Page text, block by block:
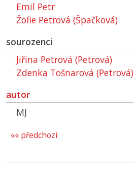
Emil Petr
Žofie Petrová (Špačková)
sourozenci
Jiřina Petrová (Petrová)
Zdenka Tošnarová (Petrová)
autor
MJ
«« předchozí